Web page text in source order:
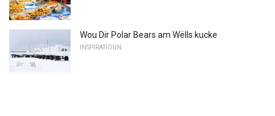
Wou Dir Polar Bears am Wëlls kucke
INSPIRATIOUN